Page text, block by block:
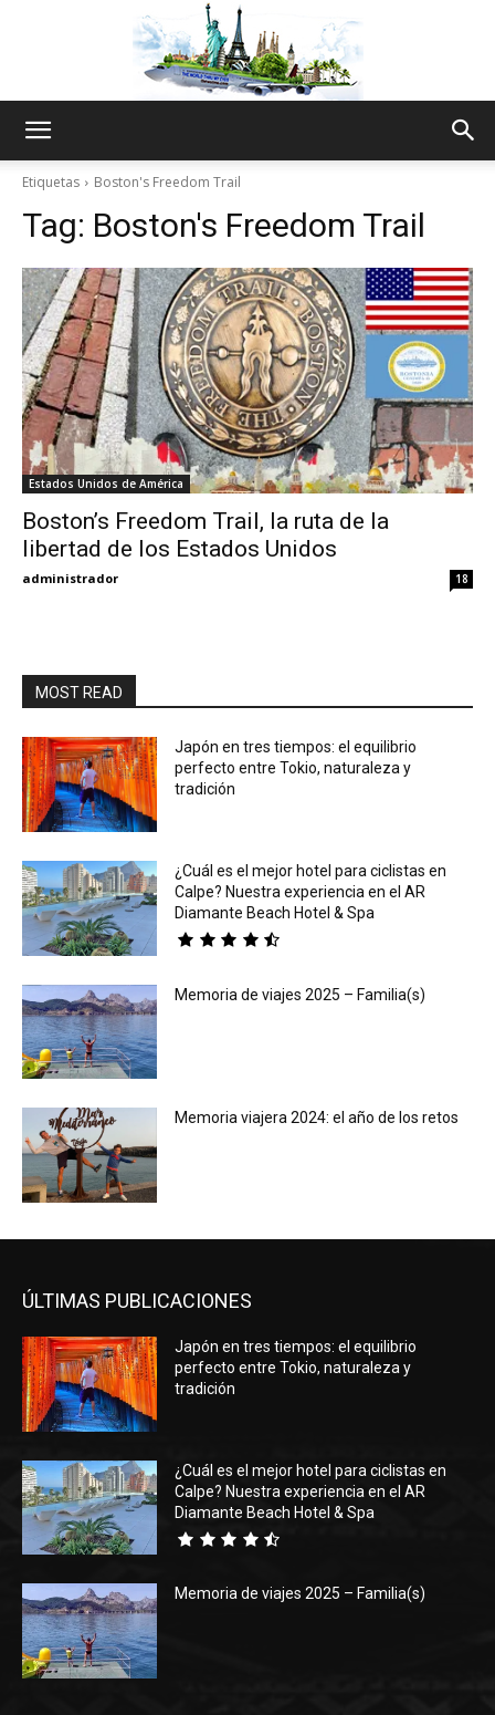
Thru
My
Eyes
Etiquetas Boston's Freedom Trail
Tag: Boston's Freedom Trail
Estados Unidos de América
Boston’s Freedom Trail, la ruta de la
libertad de los Estados Unidos
administrador 18
MOST READ
Japón en tres tiempos: el equilibrio
perfecto entre Tokio, naturaleza y
tradición
¿Cuál es el mejor hotel para ciclistas en
Calpe? Nuestra experiencia en el AR
Diamante Beach Hotel & Spa
Memoria de viajes 2025 – Familia(s)
Memoria viajera 2024: el año de los retos
ÚLTIMAS PUBLICACIONES
Japón en tres tiempos: el equilibrio
perfecto entre Tokio, naturaleza y
tradición
¿Cuál es el mejor hotel para ciclistas en
Calpe? Nuestra experiencia en el AR
Diamante Beach Hotel & Spa
Memoria de viajes 2025 – Familia(s)